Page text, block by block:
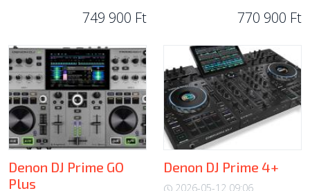
749 900 Ft 770 900 Ft
Denon DJ Prime GO
Plus
Denon DJ Prime 4+
2026-05-12 09:06